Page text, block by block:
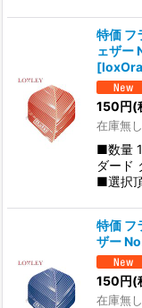
特価 フ
ェザー
[
150円(
在庫無し
■数量
ダード
■選択
特価 フ
ザー
150円(
在庫無し